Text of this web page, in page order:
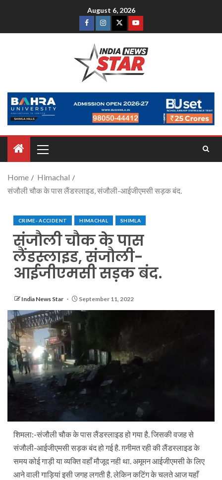
August 6, 2026
Home
Himachal
संजौली चौक के पास लैंडस्लाइड, संजौली-आईजीएमसी सड़क बंद.
CRIME- ACCIDENT HIMACHAL SHIMLA
संजौली चौक के पास
लैंडस्लाइड, संजौली-
आईजीएमसी सड़क बंद.
India News Star September 11, 2022
शिमला:-संजौली चौक के पास लैंडस्लाइड हो गया है. जिसकी वजह से
संजौली-आईजीएमसी सड़क बंद हो गई है. ग़नीमत रही की लैंडस्लाइड के
समय कोई गाड़ी या व्यक्ति वहाँ मौजूद नही था. अमूमन आईजीएमसी के लिए
आने वाली गाड़ियां इसी जगह लगती है. लेकिन कटिंग के चलते आज यहाँ